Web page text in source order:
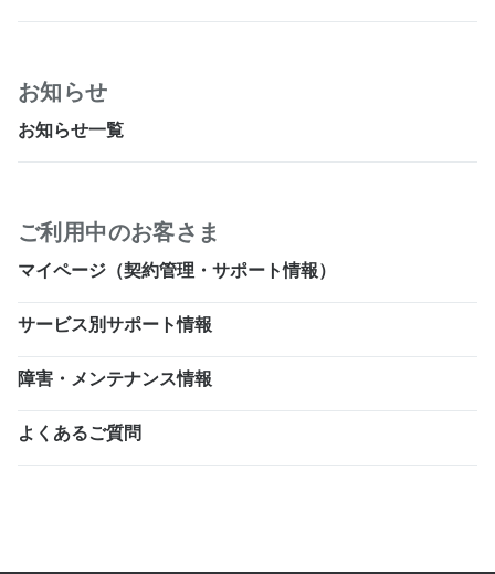
お知らせ
お知らせ一覧
ご利用中のお客さま
マイページ（契約管理・サポート情報）
サービス別サポート情報
障害・メンテナンス情報
よくあるご質問